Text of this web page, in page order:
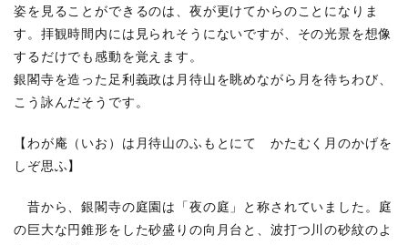
姿を見ることができるのは、夜が更けてからのことになりま
す。拝観時間内には見られそうにないですが、その光景を想像
するだけでも感動を覚えます。
銀閣寺を造った足利義政は月待山を眺めながら月を待ちわび、
こう詠んだそうです。
【わが庵（いお）は月待山のふもとにて かたむく月のかげを
しぞ思ふ】
昔から、銀閣寺の庭園は「夜の庭」と称されていました。庭
の巨大な円錐形をした砂盛りの向月台と、波打つ川の砂紋のよ